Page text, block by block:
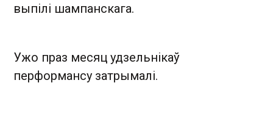
выпілі шампанскага.
Ужо праз месяц удзельнiкаў
перформансу затрымалi.